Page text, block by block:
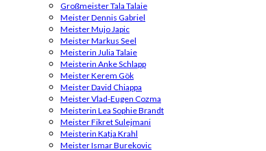
Großmeister Tala Talaie
Meister Dennis Gabriel
Meister Mujo Japic
Meister Markus Seel
Meisterin Julia Talaie
Meisterin Anke Schlapp
Meister Kerem Gök
Meister David Chiappa
Meister Vlad-Eugen Cozma
Meisterin Lea Sophie Brandt
Meister Fikret Sulejmani
Meisterin Katja Krahl
Meister Ismar Burekovic